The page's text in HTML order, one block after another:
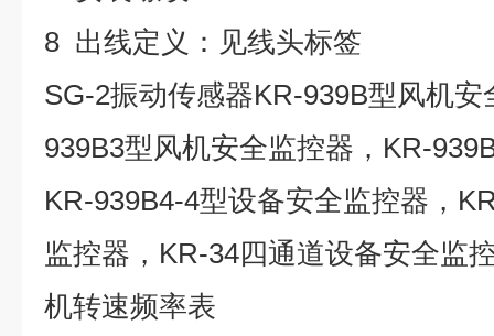
8 出线定义：见线头标签
SG-2振动传感器KR-939B型风机
939B3型风机安全监控器，KR-
KR-939B4-4型设备安全监控器，
监控器，KR-34四通道设备安全监
机转速频率表